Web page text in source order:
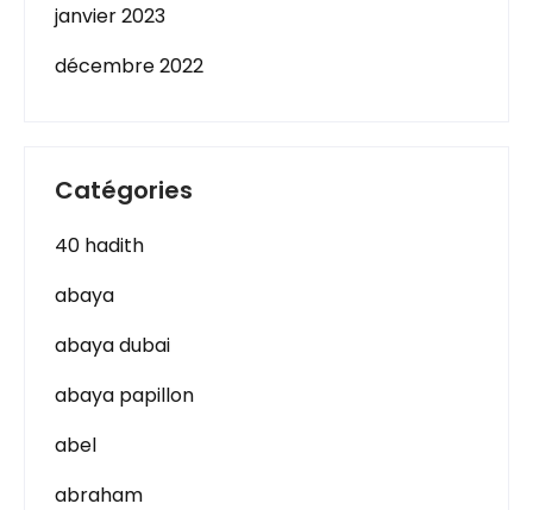
janvier 2023
décembre 2022
Catégories
40 hadith
abaya
abaya dubai
abaya papillon
abel
abraham